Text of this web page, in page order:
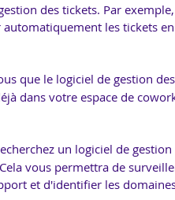
des tickets. Par
les tickets
que le logiciel de gestion
dans votre espace de
un logiciel de
vous permettra de
et d'identifier les